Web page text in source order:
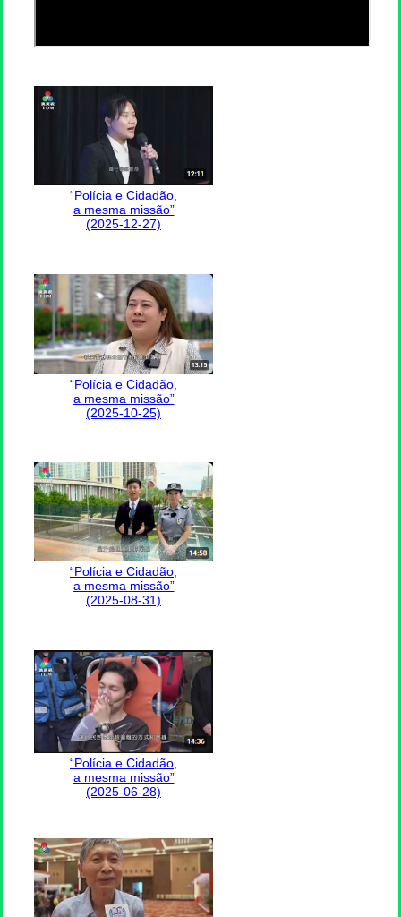
“Polícia e Cidadão,
a mesma missão”
(2025-12-27)
“Polícia e Cidadão,
a mesma missão”
(2025-10-25)
“Polícia e Cidadão,
a mesma missão”
(2025-08-31)
“Polícia e Cidadão,
a mesma missão”
(2025-06-28)